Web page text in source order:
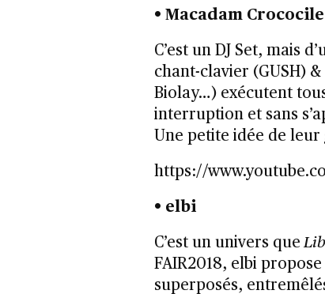
• Macadam Crococile
C’est un DJ Set, mais
chant-clavier (GUSH)
Biolay…) exécutent
interruption et sans
Une petite idée de
https://
• elbi
C’est un univers que
FAIR2018, elbi
superposés,